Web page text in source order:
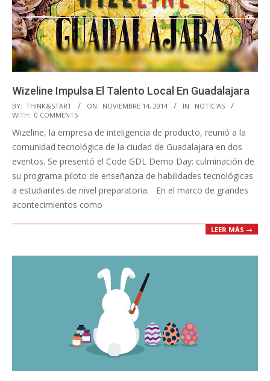
Wizeline Impulsa El Talento Local En Guadalajara
2014-
11-
14
BY: THINK&START ON: NOVIEMBRE 14, 2014 IN: NOTICIAS
WITH: 0 COMMENTS
Wizeline, la empresa de inteligencia de producto, reunió a la
comunidad tecnológica de la ciudad de Guadalajara en dos
eventos. Se presentó el Code GDL Demo Day: culminación de
su programa piloto de enseñanza de habilidades tecnológicas
a estudiantes de nivel preparatoria. En el marco de grandes
acontecimientos como
LEER MÁS →